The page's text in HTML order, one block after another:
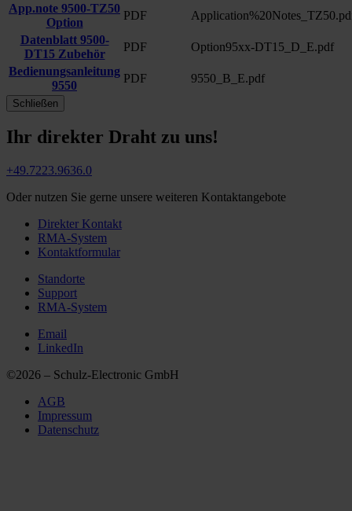
App.note 9500-TZ50
Option
PDF
Datenblatt 9500-
DT15 Zubehör
PDF
Option95xx-DT15_D_E.pdf
Bedienungsanleitung
9550
PDF 9550_B_E.pdf
Schließen
Ihr direkter Draht zu uns!
+49.7223.9636.0
Oder nutzen Sie gerne unsere weiteren Kontaktangebote
Direkter Kontakt
RMA-System
Kontaktformular
Standorte
Support
RMA-System
Email
LinkedIn
©2026 – Schulz-Electronic GmbH
AGB
Impressum
Datenschutz